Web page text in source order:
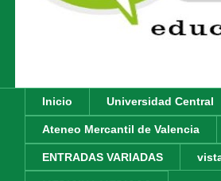
Inicio Universidad Central
Ateneo Mercantil de Valencia
ENTRADAS VARIADAS